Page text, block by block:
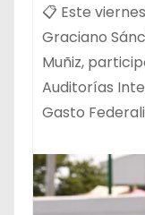
📋 Este
Graciano
Muñiz,
Auditorías
Gasto